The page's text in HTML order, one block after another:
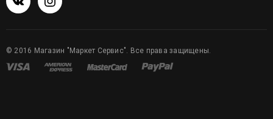
© 2016 Магазин "Маркет Сервис". Все права защищены.